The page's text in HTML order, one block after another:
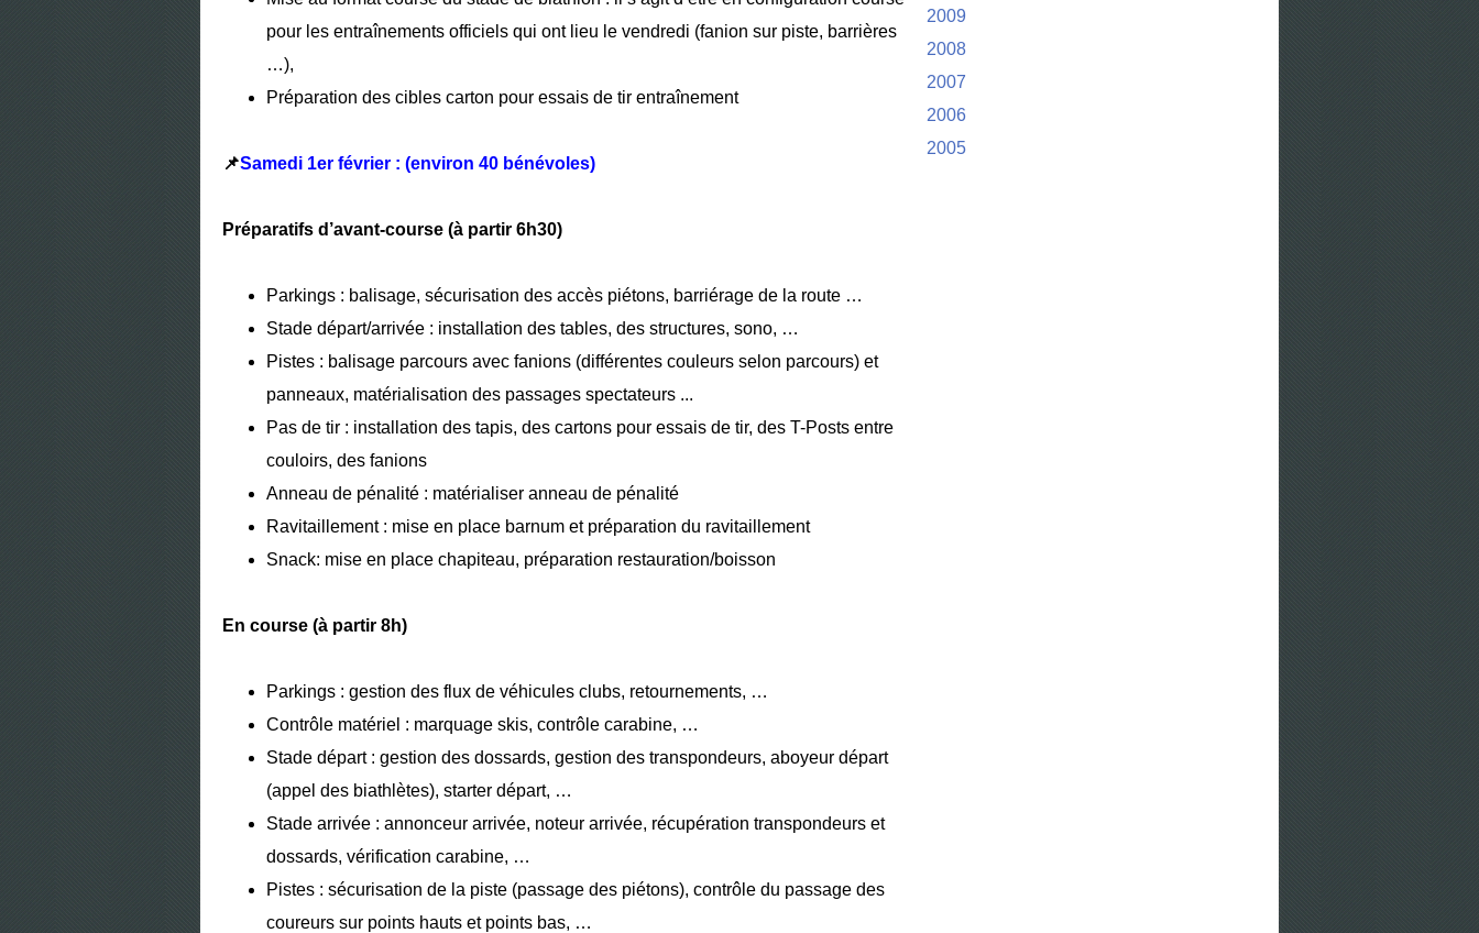
pour les entraînements officiels qui ont lieu le vendredi (fanion sur piste, barrières
…),
Préparation des cibles carton pour essais de tir entraînement
📌Samedi 1er février : (environ 40 bénévoles)
Préparatifs d’avant-course (à partir 6h30)
Parkings : balisage, sécurisation des accès piétons, barriérage de la route …
Stade départ/arrivée : installation des tables, des structures, sono, …
Pistes : balisage parcours avec fanions (différentes couleurs selon parcours) et
panneaux, matérialisation des passages spectateurs ...
Pas de tir : installation des tapis, des cartons pour essais de tir, des T-Posts entre
couloirs, des fanions
Anneau de pénalité : matérialiser anneau de pénalité
Ravitaillement : mise en place barnum et préparation du ravitaillement
Snack: mise en place chapiteau, préparation restauration/boisson
En course (à partir 8h)
Parkings : gestion des flux de véhicules clubs, retournements, …
Contrôle matériel : marquage skis, contrôle carabine, …
Stade départ : gestion des dossards, gestion des transpondeurs, aboyeur départ
(appel des biathlètes), starter départ, …
Stade arrivée : annonceur arrivée, noteur arrivée, récupération transpondeurs et
dossards, vérification carabine, …
Pistes : sécurisation de la piste (passage des piétons), contrôle du passage des
coureurs sur points hauts et points bas, …
2009
2008
2007
2006
2005